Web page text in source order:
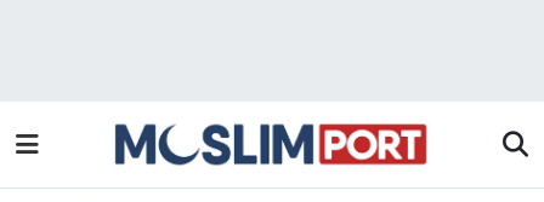
Haberler
Röportaj Haber